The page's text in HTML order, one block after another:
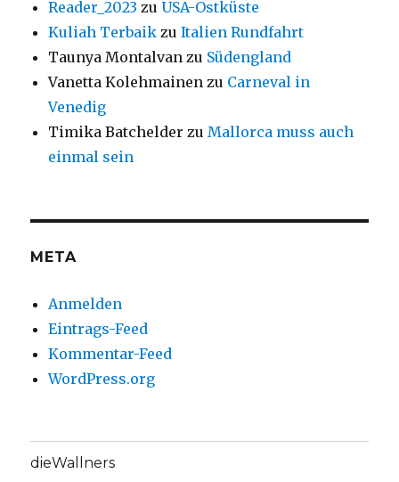
Reader_2023 zuUSA-Ostküste
Kuliah Terbaik zuItalien Rundfahrt
Taunya Montalvan zu Südengland
Vanetta Kolehmainen zu Carneval in
Venedig
Timika Batchelder zu Mallorca muss auch
einmal sein
META
Anmelden
Eintrags-Feed
Kommentar-Feed
WordPress.org
dieWallners